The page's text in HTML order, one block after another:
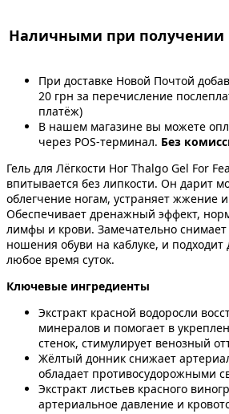
Наличными при получении
При доставке Новой Почтой
20 грн за перечисление
платёж)
В нашем магазине вы можете
через POS-терминал. Без
Гель для Лёгкости Ног Thalgo Gel For
впитывается без липкости. Он дарит
облегчение ногам, устраняет жжение и
Обеспечивает дренажный эффект,
лимфы и крови. Замечательно
ношения обуви на каблуке, и
любое время суток.
Ключевые ингредиенты
Экстракт красной водоросли
минералов и помогает в
стенок, стимулирует венозный
Жёлтый донник снижает
обладает противосудорожными
Экстракт листьев красного
артериальное давление и